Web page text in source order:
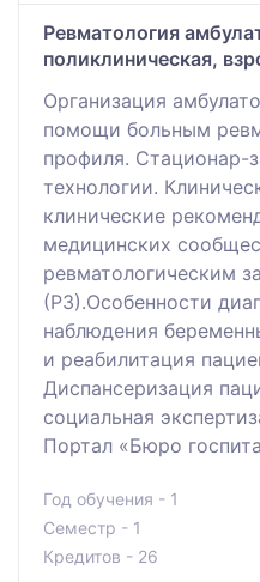
Ревматология
поликлиническая,
Организация
помощи больным
профиля.
технологии.
клинические
медицинских
ревматологическим
(РЗ).Особенности
наблюдения
и реабилитация
Диспансеризация
социальная
Портал «Бюро
Год обучения - 1
Семестр - 1
Кредитов - 26